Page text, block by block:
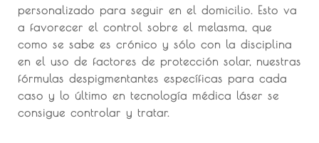
personalizado para seguir en el domicilio. Esto va
a favorecer el control sobre el melasma, que
como se sabe es crónico y sólo con la disciplina
en el uso de factores de protección solar, nuestras
fórmulas despigmentantes específicas para cada
caso y lo último en tecnología médica láser se
consigue controlar y tratar.